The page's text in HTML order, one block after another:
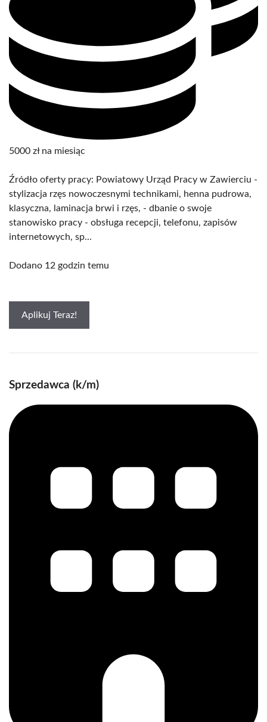
5000 zł na miesiąc
Źródło oferty pracy: Powiatowy Urząd Pracy w Zawierciu -
stylizacja rzęs nowoczesnymi technikami, henna pudrowa,
klasyczna, laminacja brwi i rzęs, - dbanie o swoje
stanowisko pracy - obsługa recepcji, telefonu, zapisów
internetowych, sp...
Dodano 12 godzin temu
Aplikuj Teraz!
Sprzedawca (k/m)